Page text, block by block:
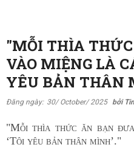
"MỖI THÌA
VÀO MIỆNG LÀ
YÊU BẢN THÂN
Đăng ngày: 30/ October/ 2025 bởi
"Mỗi thìa thức ăn bạn
‘Tôi yêu bản thân mình’."